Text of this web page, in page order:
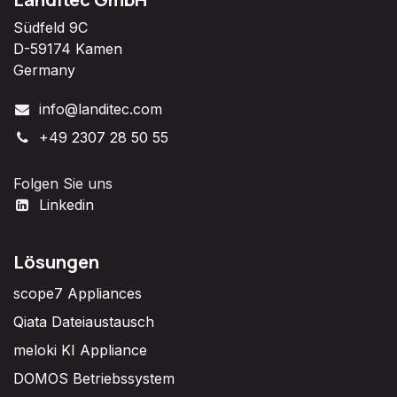
Südfeld 9C
D-59174 Kamen
Germany
info@landitec.com
+49 2307 28 50 55
Folgen Sie uns
Linkedin
Lösungen
scope7 Appliances
Qiata Dateiaustausch
meloki KI Appliance
DOMOS Betriebssystem